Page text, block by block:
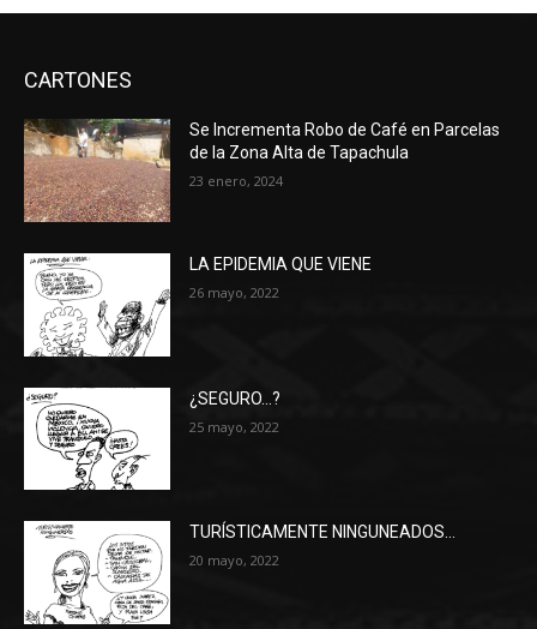
CARTONES
Se Incrementa Robo de Café en Parcelas
de la Zona Alta de Tapachula
23 enero, 2024
LA EPIDEMIA QUE VIENE
26 mayo, 2022
¿SEGURO…?
25 mayo, 2022
TURÍSTICAMENTE NINGUNEADOS…
20 mayo, 2022